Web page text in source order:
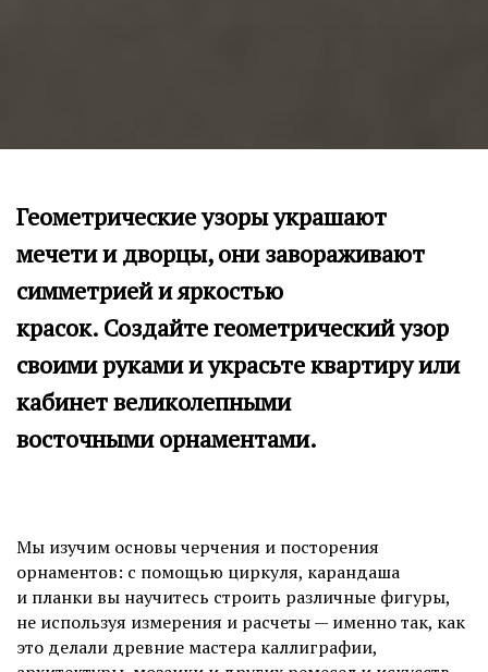
Геометрические узоры украшают
мечети и дворцы, они завораживают
симметрией и яркостью
красок. Создайте геометрический узор
своими руками и украсьте квартиру или
кабинет великолепными
восточными орнаментами.
Мы изучим основы черчения и посторения
орнаментов: с помощью циркуля, карандаша
и планки вы научитесь строить различные фигуры,
не используя измерения и расчеты — именно так, как
это делали древние мастера каллиграфии,